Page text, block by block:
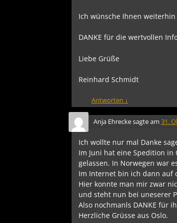
Ich wünsche Ihnen
DANKE für die wertvollen
Liebe Grüße
Reinhard Schmidt
Antworten ↓
Anja Ehreckesagte am 31.
Ich wollte nur mal Danke
Im Juni hat eine Spedition in
gelassen. In Norwegen war
Im Internet bin ich dann auf
Hier konnte man mir zwar
und steht nun bei uneserer
Also nochmanls DANKE für
Herzliche Grüsse aus Oslo.